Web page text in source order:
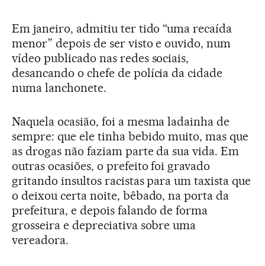
Em janeiro, admitiu ter tido “uma recaída
menor” depois de ser visto e ouvido, num
vídeo publicado nas redes sociais,
desancando o chefe de polícia da cidade
numa lanchonete.
Naquela ocasião, foi a mesma ladainha de
sempre: que ele tinha bebido muito, mas que
as drogas não faziam parte da sua vida. Em
outras ocasiões, o prefeito foi gravado
gritando insultos racistas para um taxista que
o deixou certa noite, bêbado, na porta da
prefeitura, e depois falando de forma
grosseira e depreciativa sobre uma
vereadora.